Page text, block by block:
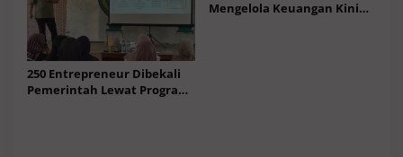
250 Entrepreneur Dibekali
Pemerintah Lewat Program
Mengelola Keuangan Kini